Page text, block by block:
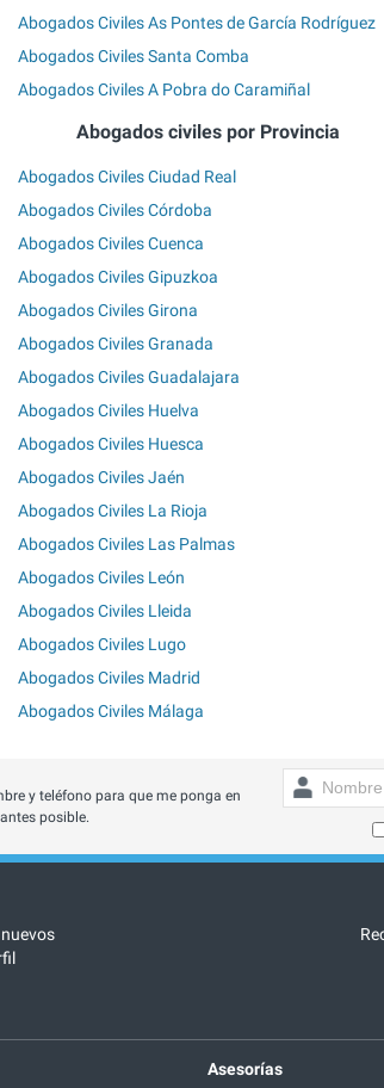
Abogados Civiles As Pontes de García Rodríguez
Abogados Civiles Santa Comba
Abogados Civiles A Pobra do Caramiñal
Abogados civiles por Provincia
Abogados Civiles Ciudad Real
Abogados Civiles Córdoba
Abogados Civiles Cuenca
Abogados Civiles Gipuzkoa
Abogados Civiles Girona
Abogados Civiles Granada
Abogados Civiles Guadalajara
Abogados Civiles Huelva
Abogados Civiles Huesca
Abogados Civiles Jaén
Abogados Civiles La Rioja
Abogados Civiles Las Palmas
Abogados Civiles León
Abogados Civiles Lleida
Abogados Civiles Lugo
Abogados Civiles Madrid
Abogados Civiles Málaga
y teléfono para que me ponga en
posible.
Asesorías